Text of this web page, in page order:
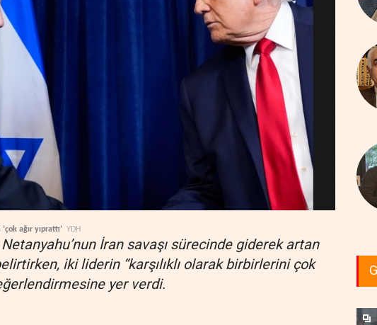
ağır yıprattı’ YDH
İran savaşı sürecinde giderek artan
iki liderin “karşılıklı olarak birbirlerini çok
yer verdi.